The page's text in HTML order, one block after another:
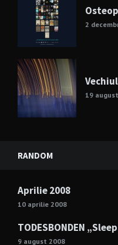
2
19
RANDOM
Aprilie 2008
10 aprilie 2008
TODESBONDEN
9 august 2008